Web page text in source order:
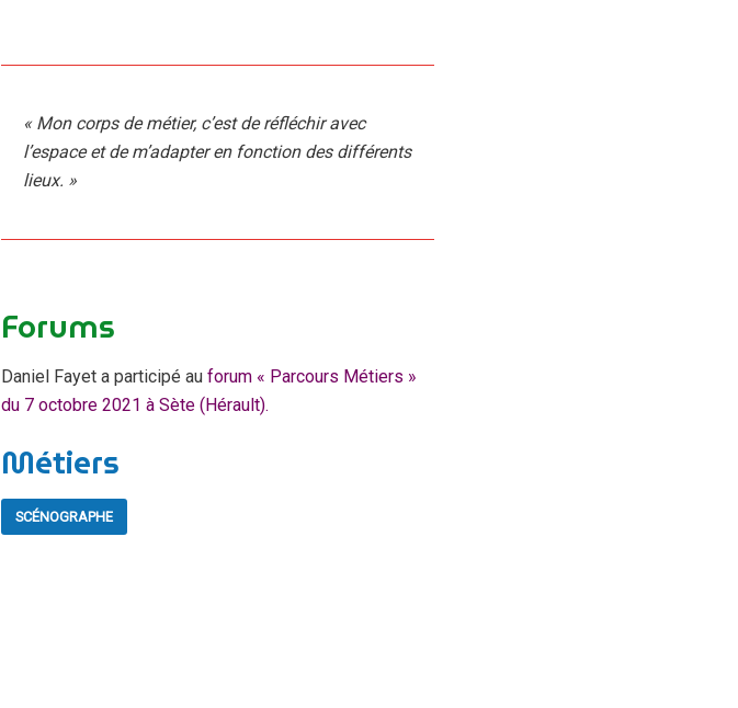
« Mon corps de métier, c’est de réfléchir avec
l’espace et de m’adapter en fonction des différents
lieux. »
Forums
Daniel Fayet a participé au forum « Parcours Métiers »
du 7 octobre 2021 à Sète (Hérault).
Métiers
SCÉNOGRAPHE